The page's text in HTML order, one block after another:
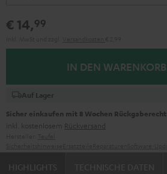
€ 14,99
IN DEN WARENKORB
Auf Lager
Sicher einkaufen mit 8 Wochen Rückgaberecht
inkl. kostenlosem Rückversand
HIGHLIGHTS